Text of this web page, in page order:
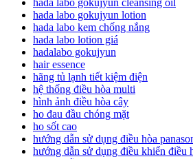
hada labo gokujyun cleansing oil
hada labo gokujyun lotion
hada labo kem chống nắng
hada labo lotion giá
hadalabo gokujyun
hair essence
hãng tủ lạnh tiết kiệm điện
hệ thống điều hòa multi
hình ảnh điều hòa cây
ho đau đầu chóng mặt
ho sốt cao
hướng dẫn sử dụng điều hòa
hướng dẫn sử dụng điều khiển điều